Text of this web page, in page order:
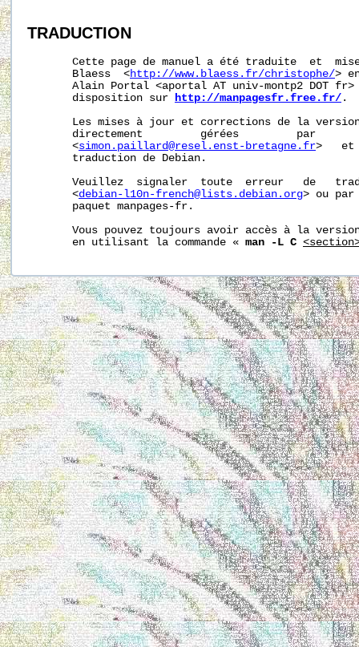
TRADUCTION
Cette page de manuel a été traduite  et
       Blaess  <
http://www.blaess.fr/christophe/>
Alain Portal <aportal AT univ-montp2 DOT
       disposition sur
http://manpagesfr.free.fr/ .
Les mises à jour et corrections de la
directement         gérées         par
       <
simon.paillard@resel.enst-bretagne.fr>   et
       traduction de Debian.
Veuillez  signaler  toute  erreur   de
       <
debian-l10n-french@lists.debian.org> ou par
       paquet manpages-fr.
Vous pouvez toujours avoir accès à la
       en utilisant la commande «
man -L C